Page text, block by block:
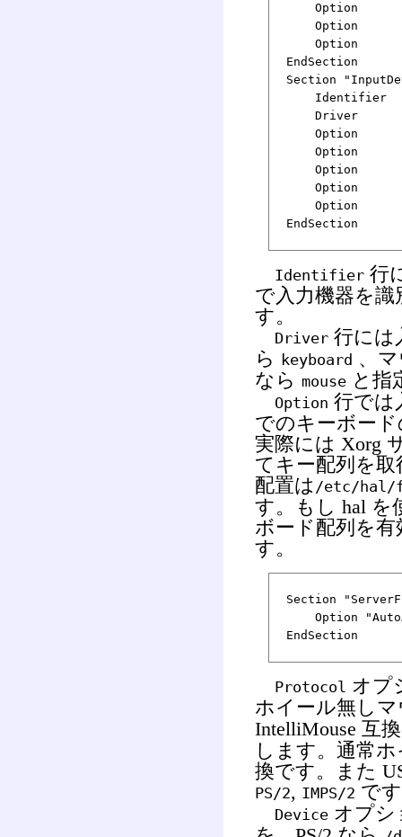
Option
Option
Option
EndSection
Section
Identifier
Driver
Option
Option
Option
Option
Option
EndSection
Identifier 行
で入力機器を
す。
Driver 行には
ら
keyboard 、
なら mouse と指
Option 行では
でのキーボー
実際には Xorg
てキー配列を
配置は /etc/hal/
す。もし hal を
ボード配列を
す。
Section
Option
EndSection
Protocol オプ
ホイール無し
IntelliMouse 互
します。通常
換です。また
PS/2, IMPS/2 で
Device オプシ